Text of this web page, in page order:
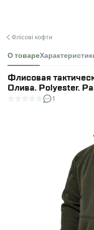
Флісові кофти
О товаре
Флисовая
Олива. Polyester.
1